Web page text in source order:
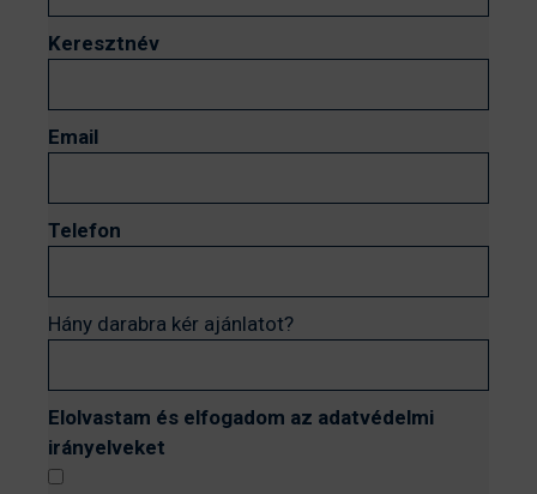
Keresztnév
Email
Telefon
Hány darabra kér ajánlatot?
Elolvastam és elfogadom az adatvédelmi
irányelveket